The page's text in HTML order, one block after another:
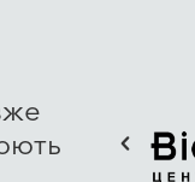
візитів до
комфортним і